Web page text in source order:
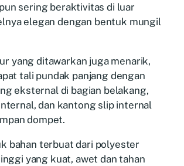
sering beraktivitas di luar
elegan dengan bentuk mungil
yang ditawarkan juga menarik,
tali pundak panjang dengan
eksternal di bagian belakang,
dan kantong slip internal
dompet.
bahan terbuat dari polyester
yang kuat, awet dan tahan